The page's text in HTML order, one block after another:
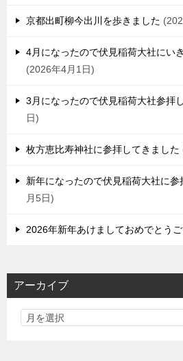
京都出町柳今出川を歩きました
4月になったので伏見稲荷大社にい
2026年4月1日
3月になったので伏見稲荷大社参拝
日
枚方恵比寿神社に参拝してきました
新年になったので伏見稲荷大社に参
月5日
2026年新年あけましておめでとう
アーカイブ